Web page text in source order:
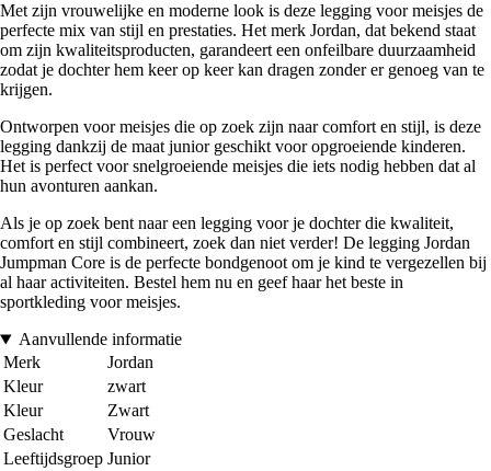
Met zijn vrouwelijke en moderne look is deze legging voor meisjes de
perfecte mix van stijl en prestaties. Het merk Jordan, dat bekend staat
om zijn kwaliteitsproducten, garandeert een onfeilbare duurzaamheid
zodat je dochter hem keer op keer kan dragen zonder er genoeg van te
krijgen.
Ontworpen voor meisjes die op zoek zijn naar comfort en stijl, is deze
legging dankzij de maat junior geschikt voor opgroeiende kinderen.
Het is perfect voor snelgroeiende meisjes die iets nodig hebben dat al
hun avonturen aankan.
Als je op zoek bent naar een legging voor je dochter die kwaliteit,
comfort en stijl combineert, zoek dan niet verder! De legging Jordan
Jumpman Core is de perfecte bondgenoot om je kind te vergezellen bij
al haar activiteiten. Bestel hem nu en geef haar het beste in
sportkleding voor meisjes.
Aanvullende informatie
Merk
Jordan
Kleur
zwart
Kleur
Zwart
Geslacht
Vrouw
Leeftijdsgroep Junior